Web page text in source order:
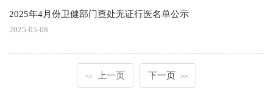
2025年4月份卫健部门查处无证行医名单公示
2025-05-08
<< 上一页 下一页 >>